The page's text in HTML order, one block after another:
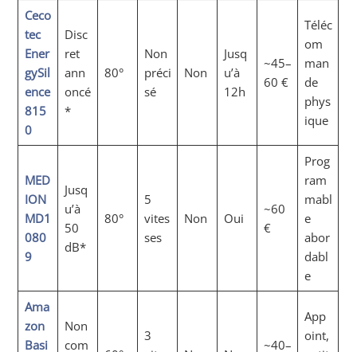
Ceco
tec
Ener
gySil
ence
815
0
Disc
ret
ann
oncé
*
80°
Non
préci
sé
Non
Jusq
u’à
12h
~45–
60 €
Téléc
om
man
de
phys
ique
MED
ION
MD1
080
9
Jusq
u’à
50
dB*
80°
5
vites
ses
Non Oui
~60
€
Prog
ram
mabl
e
abor
dabl
e
Ama
zon
Basi
Non
com
3
~40–
App
oint,